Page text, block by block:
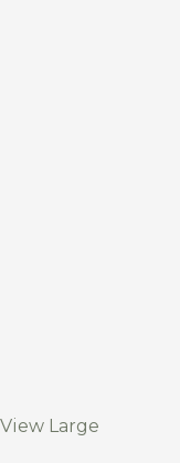
View Large